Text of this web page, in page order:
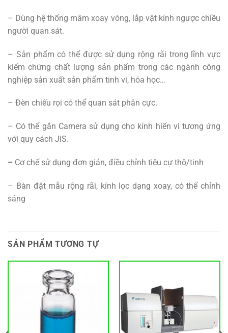
– Dùng hệ thống mâm xoay vòng, lắp vật kính ngược chiều
người quan sát.
– Sản phẩm có thể được sử dụng rộng rãi trong lĩnh vực
kiểm chứng chất lượng sản phẩm trong các ngành công
nghiệp sản xuất sản phẩm tinh vi, hóa học…
– Đèn chiếu rọi có thể quan sát phân cực.
– Có thể gắn Camera sử dụng cho kính hiển vi tương ứng
với quy cách JIS.
– Cơ chế sử dụng đơn giản, điều chỉnh tiêu cự thô/tinh
– Bàn đặt mẫu rộng rãi, kính lọc dạng xoay, có thể chỉnh
sáng
SẢN PHẨM TƯƠNG TỰ